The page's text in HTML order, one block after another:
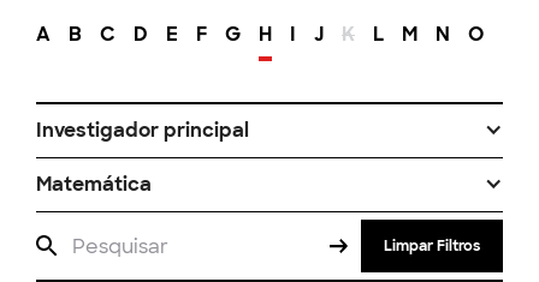
A B C D E F G H I J K L M N O
Investigador principal
Matemática
Limpar Filtros